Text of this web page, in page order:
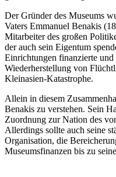
Der Gründer des Museums
Vaters Emmanuel Benakis
Mitarbeiter des großen
der auch sein Eigentum
Einrichtungen finanzierte und
Wiederherstellung von
Kleinasien-Katastrophe.
Allein in diesem
Benakis zu verstehen. Sein
Zuordnung zur Nation des
Allerdings sollte auch seine
Organisation, die
Museumsfinanzen bis zu